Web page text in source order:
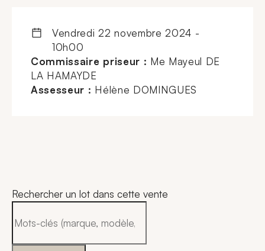
vendredi 22 novembre 2024 -
10h00
Commissaire priseur : Me Mayeul DE
LA HAMAYDE
Assesseur : Hélène DOMINGUES
Rechercher un lot dans cette vente